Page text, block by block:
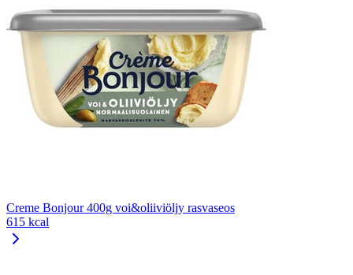
Creme Bonjour 400g voi&oliiviöljy rasvaseos
615 kcal